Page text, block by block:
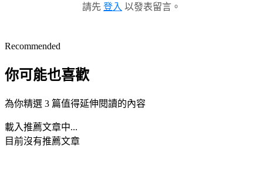
請先 登入 以發表留言。
Recommended
你可能也喜歡
為你精選 3 篇值得延伸閱讀的內容
載入推薦文章中...
目前沒有推薦文章